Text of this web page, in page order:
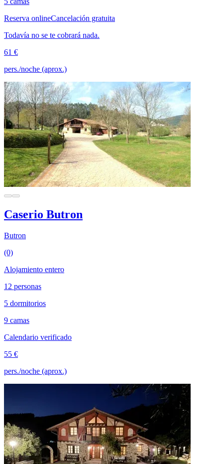
Reserva onlineCancelación gratuita
Todavía no se te cobrará nada.
61 €
pers./noche (aprox.)
Caserio Butron
Butron
(0)
Alojamiento entero
12 personas
5 dormitorios
9 camas
Calendario verificado
55 €
pers./noche (aprox.)